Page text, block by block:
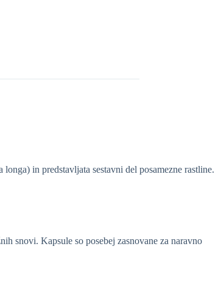
in predstavljata sestavni del posamezne rastline.
snovi. Kapsule so posebej zasnovane za naravno